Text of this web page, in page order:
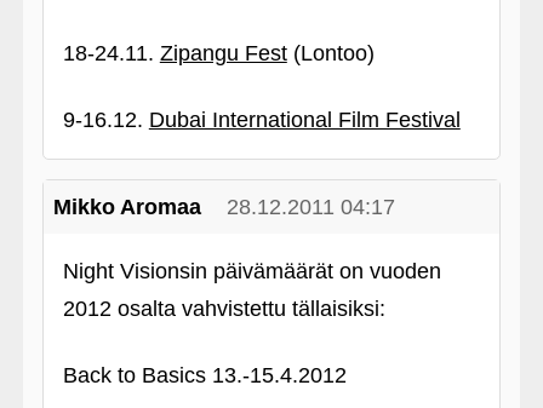
18-24.11. Zipangu Fest(Lontoo)
9-16.12. Dubai International Film Festival
Mikko Aromaa 28.12.2011 04:17
Night Visionsin päivämäärät on vuoden
2012 osalta vahvistettu tällaisiksi:
Back to Basics 13.-15.4.2012